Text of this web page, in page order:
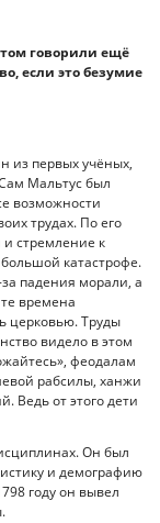
говорили ещё
если это безумие
из первых учёных,
Мальтус был
возможности
трудах. По его
стремление к
катастрофе.
падения морали, а
времена
церковью. Труды
видело в этом
феодалам
рабсилы, ханжи
Ведь от этого дети
Он был
и демографию
году он вывел